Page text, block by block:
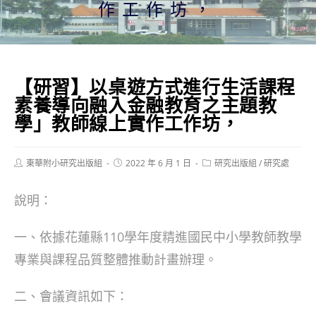
作工作坊，
【研習】以桌遊方式進行生活課程
素養導向融入金融教育之主題教
學」教師線上實作工作坊，
Post東華附小研究出版組
Post2022 年 6 月 1 日
Post研究出版組 /研究處
說明：
一、依據花蓮縣110學年度精進國民中小學教師教學
專業與課程品質整體推動計畫辦理。
二、會議資訊如下：